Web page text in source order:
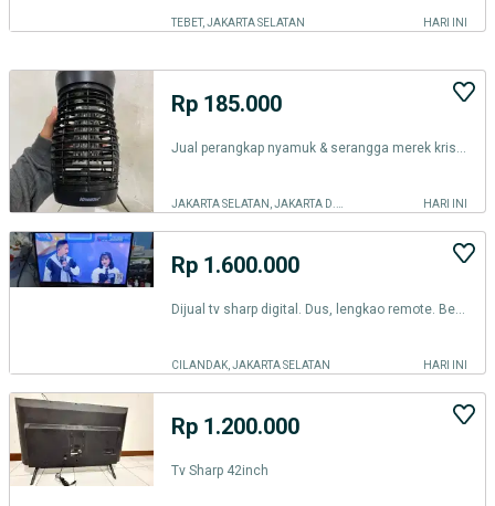
TEBET, JAKARTA SELATAN HARI INI
Rp 185.000
HARI INI
Rp 1.600.000
CILANDAK, JAKARTA SELATAN HARI INI
Rp 1.200.000
Tv Sharp 42inch